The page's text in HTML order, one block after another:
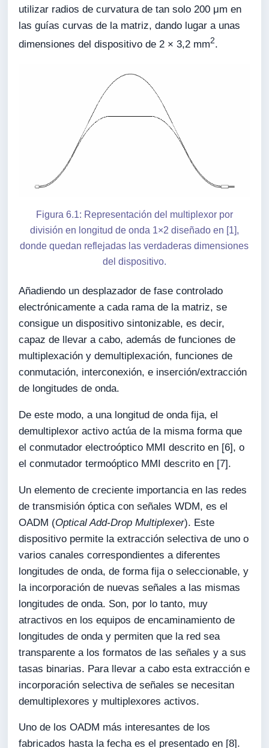
utilizar radios de curvatura de tan solo 200 μm en
las guías curvas de la matriz, dando lugar a unas
dimensiones del dispositivo de 2 × 3,2 mm2.
Figura 6.1: Representación del multiplexor por
división en longitud de onda 1×2 diseñado en [1],
donde quedan reflejadas las verdaderas dimensiones
del dispositivo.
Añadiendo un desplazador de fase controlado
electrónicamente a cada rama de la matriz, se
consigue un dispositivo sintonizable, es decir,
capaz de llevar a cabo, además de funciones de
multiplexación y demultiplexación, funciones de
conmutación, interconexión, e inserción/extracción
de longitudes de onda.
De este modo, a una longitud de onda fija, el
demultiplexor activo actúa de la misma forma que
el conmutador electroóptico MMI descrito en [6], o
el conmutador termoóptico MMI descrito en [7].
Un elemento de creciente importancia en las redes
de transmisión óptica con señales WDM, es el
OADM (Optical Add-Drop Multiplexer). Este
dispositivo permite la extracción selectiva de uno o
varios canales correspondientes a diferentes
longitudes de onda, de forma fija o seleccionable, y
la incorporación de nuevas señales a las mismas
longitudes de onda. Son, por lo tanto, muy
atractivos en los equipos de encaminamiento de
longitudes de onda y permiten que la red sea
transparente a los formatos de las señales y a sus
tasas binarias. Para llevar a cabo esta extracción e
incorporación selectiva de señales se necesitan
demultiplexores y multiplexores activos.
Uno de los OADM más interesantes de los
fabricados hasta la fecha es el presentado en [8].